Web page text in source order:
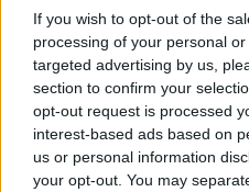
If you wish to opt-out of the
processing of your personal
targeted advertising by us,
section to confirm your
opt-out request is processed
interest-based ads based on
us or personal information
your opt-out. You may
κράτους ενώνουν
μάχη κατά των
ενός «παγκοσμίου
υφυπουργός
ΑΛΛΑ #TAGS
Λευτέρης